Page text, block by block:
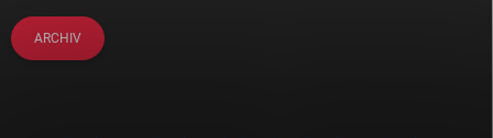
ARCHIV